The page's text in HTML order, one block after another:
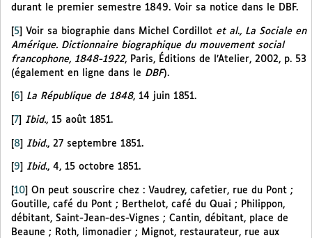
durant le premier semestre 1849. Voir sa notice dans le DBF.
[5] Voir sa biographie dans Michel Cordillot et al., La Sociale en
Amérique. Dictionnaire biographique du mouvement social
francophone, 1848-1922, Paris, Éditions de l’Atelier, 2002, p. 53
(également en ligne dans le DBF).
6 La République de 1848, 14 juin 1851.
7 Ibid., 15 août 1851.
[8] Ibid., 27 septembre 1851.
9 Ibid., 4, 15 octobre 1851.
[10] On peut souscrire chez : Vaudrey, cafetier, rue du Pont ;
Goutille, café du Pont ; Berthelot, café du Quai ; Philippon,
débitant, Saint-Jean-des-Vignes ; Cantin, débitant, place de
Beaune ; Roth, limonadier ; Mignot, restaurateur, rue aux